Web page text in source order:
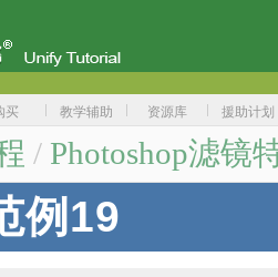
买 教学辅助 资源库 援助计划
/ Photoshop滤镜
例19